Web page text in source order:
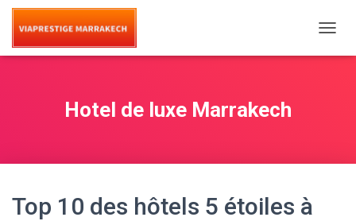
O
Hotel de luxe Marrakech
Top 10 des hôtels 5 étoiles à